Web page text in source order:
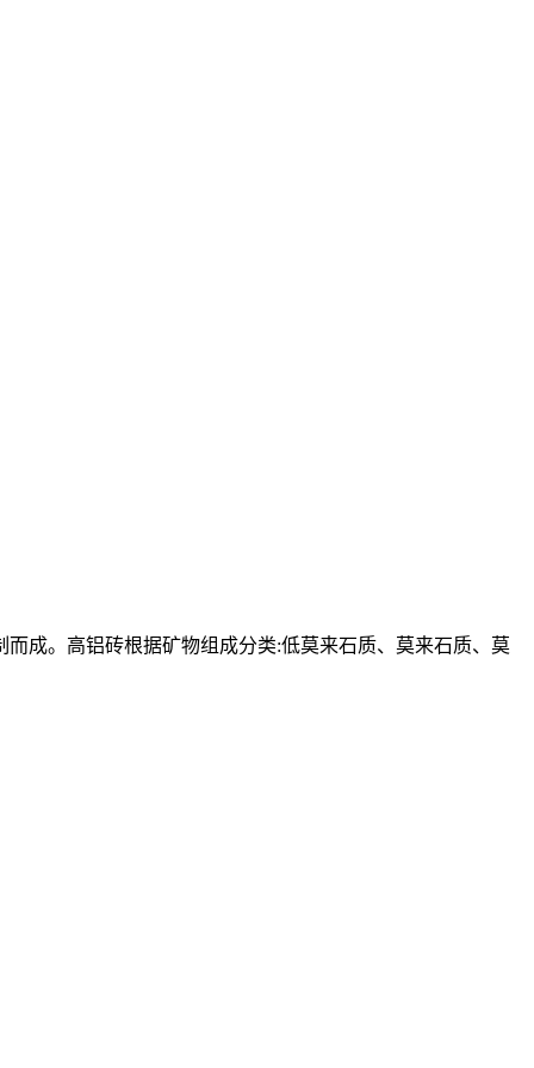
成。高铝砖根据矿物组成分类:低莫来石质、莫来石质、莫